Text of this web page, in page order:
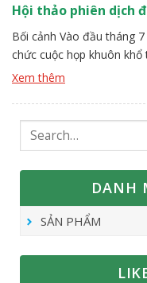
Hội thảo phiên dịch
Bối cảnh Vào đầu tháng
chức cuộc họp khuôn
Nga, để thảo luận về các
của […]
Xem thêm
DANH
SẢN PHẨM